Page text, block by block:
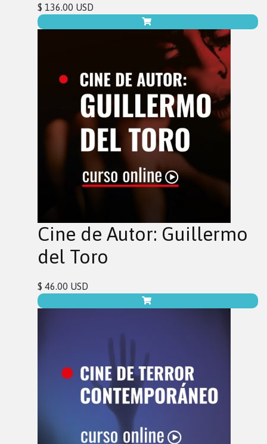
$ 136.00 USD
Cine de Autor: Guillermo
del Toro
$ 46.00 USD